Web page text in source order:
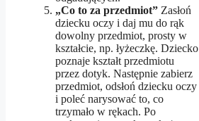
„Co to za przedmiot” Zasłoń
dziecku oczy i daj mu do rąk
dowolny przedmiot, prosty w
kształcie, np. łyżeczkę. Dziecko
poznaje kształt przedmiotu
przez dotyk. Następnie zabierz
przedmiot, odsłoń dziecku oczy
i poleć narysować to, co
trzymało w rękach. Po